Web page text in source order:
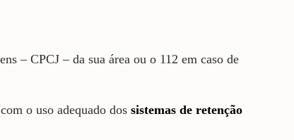
– CPCJ – da sua área ou o 112 em caso de
o uso adequado dos sistemas de retenção